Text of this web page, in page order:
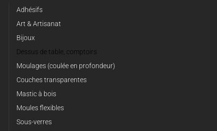
Adhésifs
Art & Artisanat
Bijoux
Dessus de table, comptoirs
Moulages (coulée en profondeur)
Couches transparentes
Mastic à bois
Moules flexibles
Sous-verres